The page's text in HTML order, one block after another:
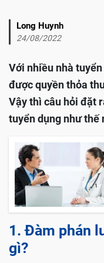
Long Huynh
24/08/2022
Với nhiều nhà
được quyền thỏa
Vậy thì câu hỏi đặt
tuyển dụng như thế
1. Đàm phán
gì?